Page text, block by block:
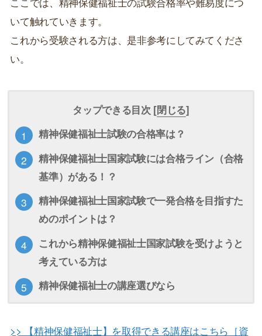
いて触れていきます。
これから受験される方は、是非参考にしてみてくださ
い。
タップできる目次 [閉じる]
精神保健福祉士試験の合格率は？
精神保健福祉士国家試験には合格ライン（合格
基準）がある！？
精神保健福祉士国家試験で一発合格を目指すた
めのポイントは？
これから精神保健福祉士国家試験を受けようと
考えている方は
精神保健福祉士の講座選びなら
>> 【精神保健福祉士】を取得できる講座はこちら［資